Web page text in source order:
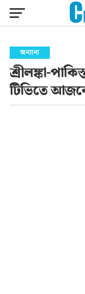
অন্যান্য
শ্রীলঙ্কা-
টিভিতে